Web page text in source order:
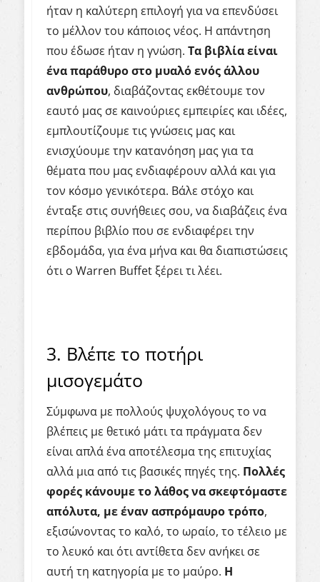
ήταν η καλύτερη επιλογή για να επενδύσει
το μέλλον του κάποιος νέος. Η απάντηση
που έδωσε ήταν η γνώση. Τα βιβλία είναι
ένα παράθυρο στο μυαλό ενός άλλου
ανθρώπου, διαβάζοντας εκθέτουμε τον
εαυτό μας σε καινούριες εμπειρίες και ιδέες,
εμπλουτίζουμε τις γνώσεις μας και
ενισχύουμε την κατανόηση μας για τα
θέματα που μας ενδιαφέρουν αλλά και για
τον κόσμο γενικότερα. Βάλε στόχο και
ένταξε στις συνήθειες σου, να διαβάζεις ένα
περίπου βιβλίο που σε ενδιαφέρει την
εβδομάδα, για ένα μήνα και θα διαπιστώσεις
ότι ο Warren Buffet ξέρει τι λέει.
3. Βλέπε το ποτήρι
μισογεμάτο
Σύμφωνα με πολλούς ψυχολόγους το να
βλέπεις με θετικό μάτι τα πράγματα δεν
είναι απλά ένα αποτέλεσμα της επιτυχίας
αλλά μια από τις βασικές πηγές της. Πολλές
φορές κάνουμε το λάθος να σκεφτόμαστε
απόλυτα, με έναν ασπρόμαυρο τρόπο,
εξισώνοντας το καλό, το ωραίο, το τέλειο με
το λευκό και ότι αντίθετα δεν ανήκει σε
αυτή τη κατηγορία με το μαύρο. Η